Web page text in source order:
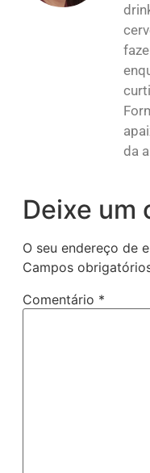
da
Deixe um
O seu endereço de
Campos
Comentário *